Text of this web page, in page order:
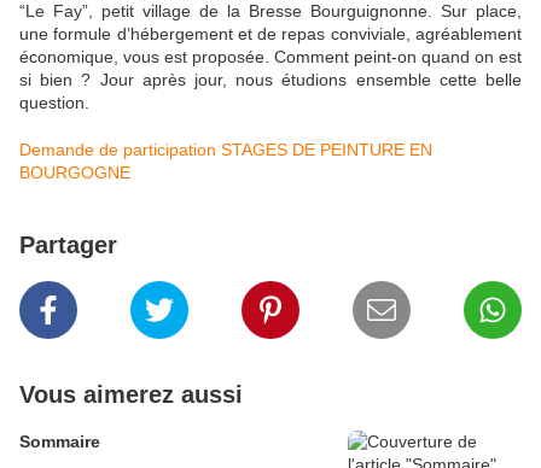
“Le Fay”, petit village de la Bresse Bourguignonne. Sur place,
une formule d’hébergement et de repas conviviale, agréablement
économique, vous est proposée. Comment peint-on quand on est
si bien ? Jour après jour, nous étudions ensemble cette belle
question.
Demande de participation STAGES DE PEINTURE EN
BOURGOGNE
Partager
Vous aimerez aussi
Sommaire